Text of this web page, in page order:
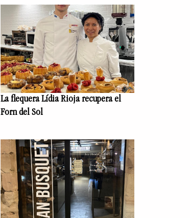
La flequera Lídia Rioja recupera el
Forn del Sol